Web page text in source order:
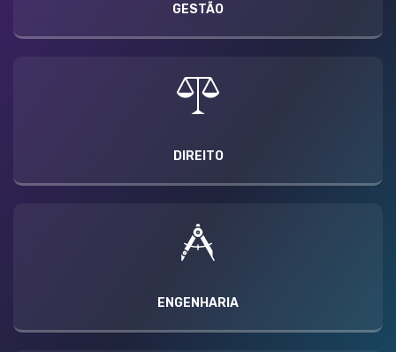
GESTÃO
DIREITO
ENGENHARIA